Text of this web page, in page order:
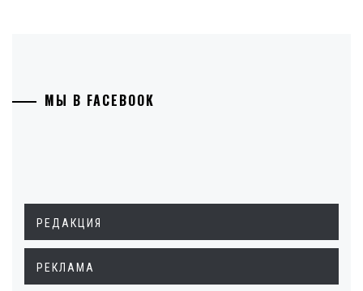
МЫ В FACEBOOK
РЕДАКЦИЯ
РЕКЛАМА